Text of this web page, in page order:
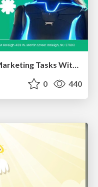
Kristin Tynski - Automating Marketing Tasks With AI
0 440